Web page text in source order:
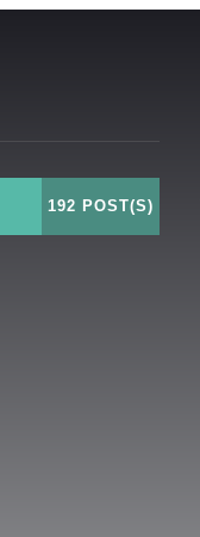
192 POST(S)